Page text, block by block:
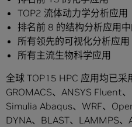
TOP2 流体动力学分析应用
排名前 8 的结构分析应用
所有领先的可视化分析应用
所有主流生物科学应用
全球 TOP15 HPC 应用均已采
GROMACS、ANSYS Fluent
Simulia Abaqus、WRF、
DYNA、BLAST、LAMMPS